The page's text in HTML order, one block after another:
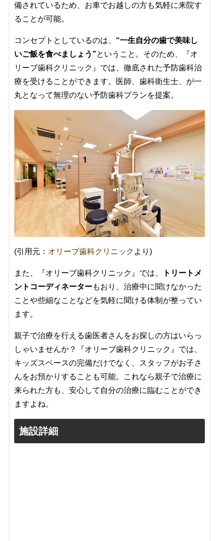
備されているため、お車でお越しの方も気軽に来院す
ることが可能。
コンセプトとしているのは、 “一生自分の歯で美味し
いご飯を食べましょう”ということ。そのため、『オ
リーブ歯科クリニック』では、徹底された予防歯科治
療を受けることができます。医師、歯科衛生士、が一
丸となって無理のない予防歯科プランを提案。
(引用元： オリーブ歯科クリニック より)
また、『オリーブ歯科クリニック』では、
トリートメ
ントコーディネーターもおり、治療中に聞けなかった
ことや些細なことなどを気軽に聞ける体制が整ってい
ます。
親子で治療を行える歯医者さんをお探しの方はいらっ
しゃいませんか？『オリーブ歯科クリニック』では、
キッズスペースの完備だけでなく、スタッフがお子さ
んをお預かりすることも可能。これなら親子で治療に
来られた方も、安心して自分の治療に臨むことができ
ますよね。
施設詳細